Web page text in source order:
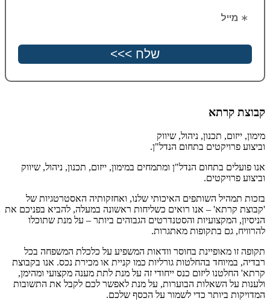
קבוצת קרתא
מימון, ייזום, תכנון, ניהול, שיווק
וביצוע פרויקטים בתחום הנדל"ן.
אנו פועלים בתחום הנדל"ן ומתמחים במימון, ייזום, תכנון, ניהול, שיווק
וביצוע פרויקטים.
בזכות תמהיל השותפים האיכותי שלנו, ואחזקותיה האסטרטגיות של
'קבוצת קרתא' – אנו רואים כשליחות ראשונה במעלה, להביא בפניכם את
הניסיון, המקצועיות והסטנדרטים הגבוהים ביותר – על מנת שתוכלו
להרוויח, גם בתקופות מאתגרות.
תקופה זו מאופיינת בחוסר וודאות המשפיע על כלכלת המשפחה בכל
רבדיה, במיוחד בהחלטות גורליות כמו קניית או מכירת נכס. אנו בקבוצת
קרתא' החלטנו ליזום כנס ייחודי זה על מנת לתת מענה מקצועי ומהימן,
ולענות על השאלות הבוערות, על מנת לאפשר לכם לקבל את התשובות
המדויקות ביותר כדי לשמור על הכסף שלכם.